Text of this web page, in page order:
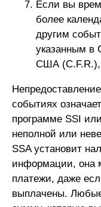
Если вы
более
другим
указанным в
США (C.F.R.),
событиях
программе SSI
неполной или
SSA установит
информации, она
платежи, даже
выплачены.